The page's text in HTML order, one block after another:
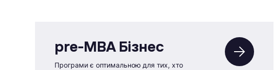
pre-MBA Бізнес
Програми є оптимальною для тих, хто